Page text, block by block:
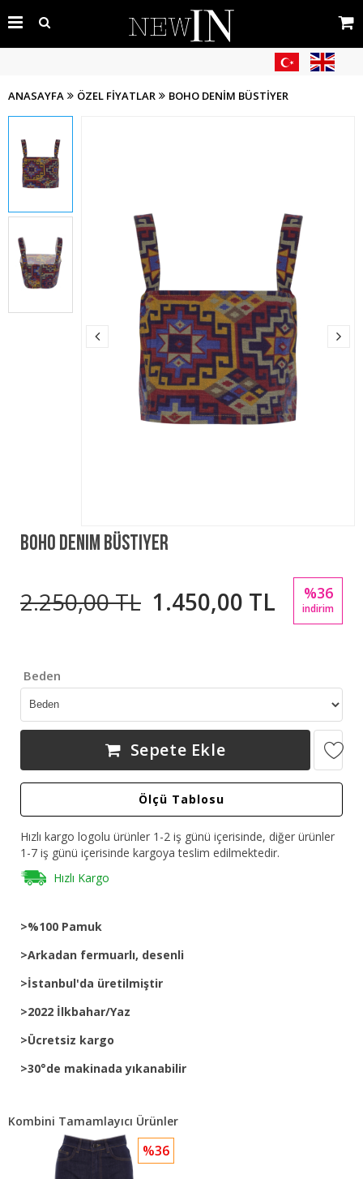
ANASAYFA ÖZEL FIYATLAR BOHO DENIM BÜSTIYER
Boho Denim Büstiyer
2.250,00 TL 1.450,00 TL %36
indirim
Beden
Sepete Ekle
Ölçü Tablosu
Hızlı kargo logolu ürünler 1-2 iş günü içerisinde, diğer ürünler
1-7 iş günü içerisinde kargoya teslim edilmektedir.
Hızlı Kargo
>%100 Pamuk
>Arkadan fermuarlı, desenli
>İstanbul'da üretilmiştir
>2022 İlkbahar/Yaz
>Ücretsiz kargo
>30°de makinada yıkanabilir
Kombini Tamamlayıcı Ürünler
%36